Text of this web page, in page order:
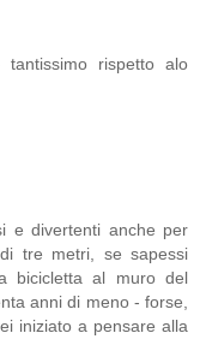
rispetto alo
e divertenti anche per
tre metri, se sapessi
bicicletta al muro del
anni di meno - forse,
iniziato a pensare alla